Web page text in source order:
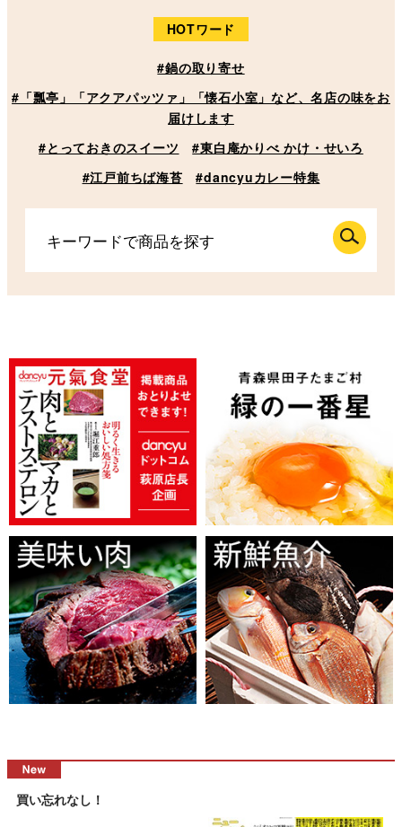
HOTワード
#鍋の取り寄せ
#「瓢亭」「アクアパッツァ」「懐石小室」など、名店の味をお
届けします
#とっておきのスイーツ
#東白庵かりべ かけ・せいろ
#江戸前ちば海苔
#dancyuカレー特集
買い忘れなし！